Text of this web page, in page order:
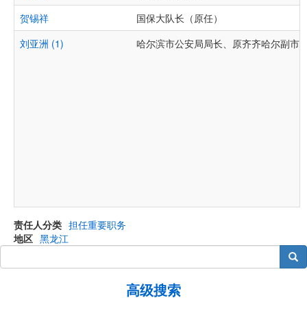
贺锡祥
国保大队长（原任）
刘亚洲 (1)
哈尔滨市公安局局长、原齐齐哈尔副市
责任人分类 担任重要职务
地区 黑龙江
搜索
高级搜索